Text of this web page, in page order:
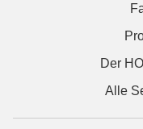
Der
Alle